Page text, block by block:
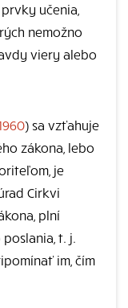
učenia,
nemožno
viery alebo
) sa vzťahuje
zákona, lebo
je
Cirkvi
plní
t. j.
im, čím